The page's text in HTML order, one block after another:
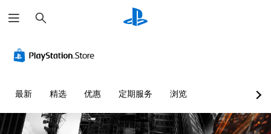
索
最新 精选 优惠 定期服务 浏览